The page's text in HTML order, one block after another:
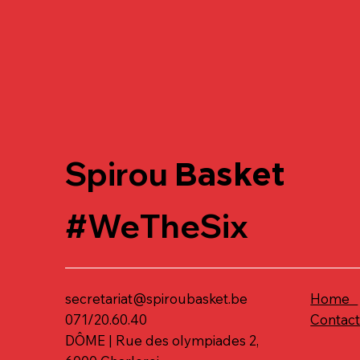
Spirou Basket
#WeTheSix
secretariat@spiroubasket.be
071/20.60.40
DÔME | Rue des olympiades 2,
Home
Contact